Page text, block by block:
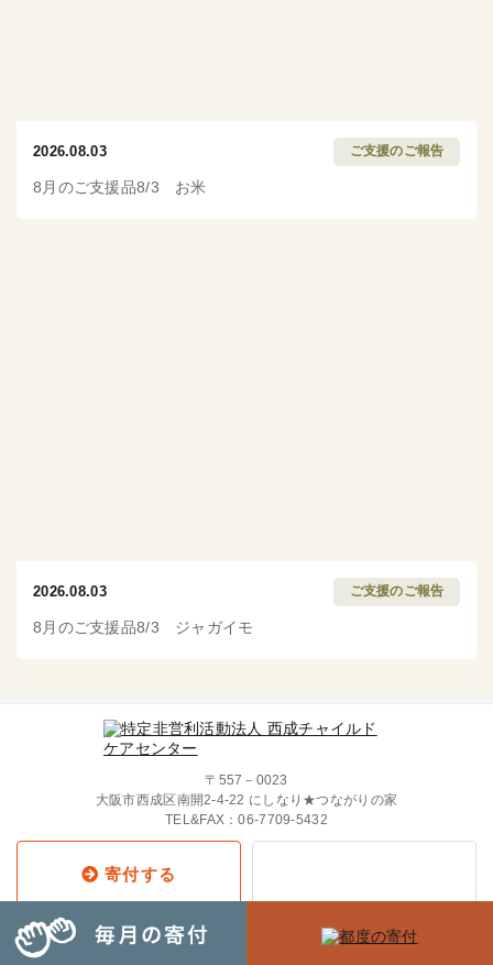
2026.08.03 ご支援のご報告
8月のご支援品8/3 お米
2026.08.03 ご支援のご報告
8月のご支援品8/3 ジャガイモ
〒557－0023
大阪市西成区南開2-4-22 にしなり★つながりの家
TEL&FAX：06-7709-5432
寄付する
Copyright © 2019 西成チャイルド・
ケア・センター All Rights Reserved.